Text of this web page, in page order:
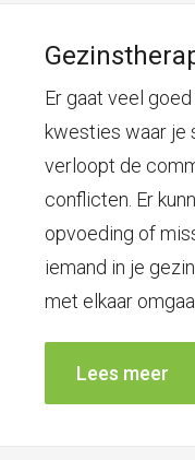
Er gaat veel
kwesties waar je
verloopt de
conflicten. Er
opvoeding of
iemand in je
met elkaar
Lees meer